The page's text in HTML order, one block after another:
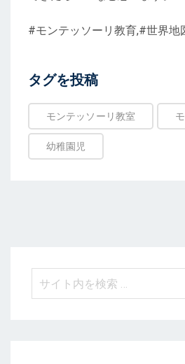
#モンテッソーリ教育,#世界地
タグを投稿投
タ
グ
モンテッソーリ教室
幼稚園児